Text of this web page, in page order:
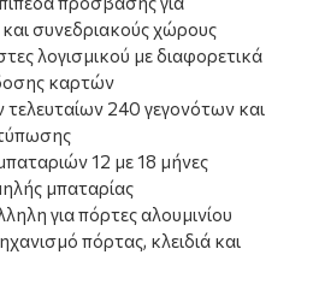
συνεδριακούς χώρους
λογισμικού με διαφορετικά
καρτών
240 γεγονότων και
12 με 18 μήνες
μπαταρίας
για πόρτες αλουμινίου
πόρτας, κλειδιά και